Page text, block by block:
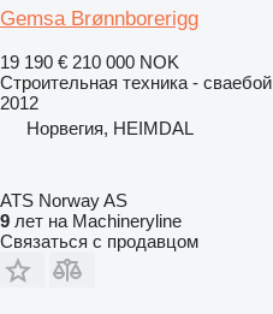
Gemsa Brønnborerigg
19 190 € 210 000 NOK
Строительная техника - сваебой
2012
Норвегия, HEIMDAL
ATS Norway AS
9 лет на Machineryline
Связаться с продавцом